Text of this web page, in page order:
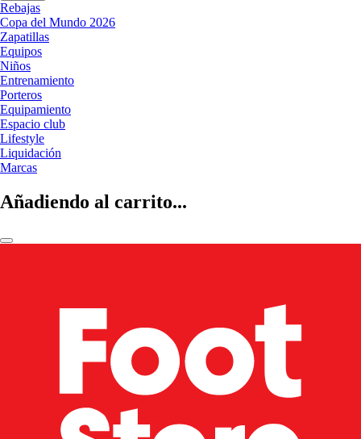
Rebajas
Copa del Mundo 2026
Zapatillas
Equipos
Niños
Entrenamiento
Porteros
Equipamiento
Espacio club
Lifestyle
Liquidación
Marcas
Añadiendo al carrito...